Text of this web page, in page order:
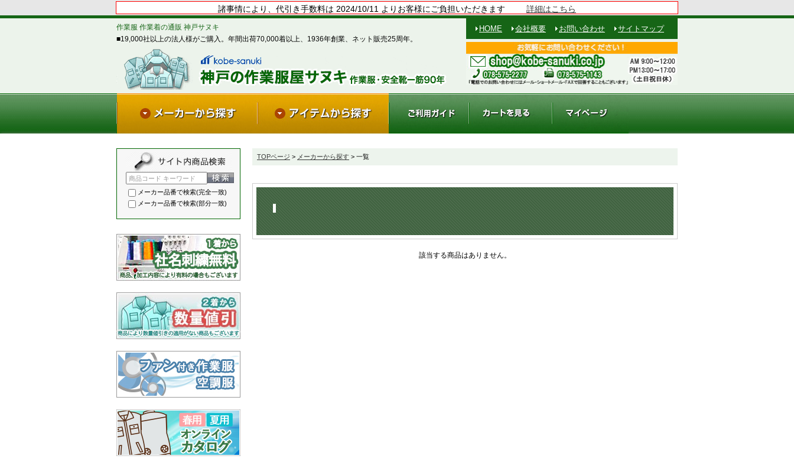
諸事情により、代引き手数料は 2024/10/11 よりお客様にご負担いただきます 詳細はこちら
作業服 作業着の通販 神戸サヌキ
■19,000社以上の法人様がご購入。年間出荷70,000着以上、1936年創業、ネット販売25周年。
HOME 会社概要 お問い合わせ サイトマップ
TOPページ > メーカーから探す > 一覧
該当する商品はありません。
商品コード キーワード
メーカー品番で検索(完全一致)
メーカー品番で検索(部分一致)